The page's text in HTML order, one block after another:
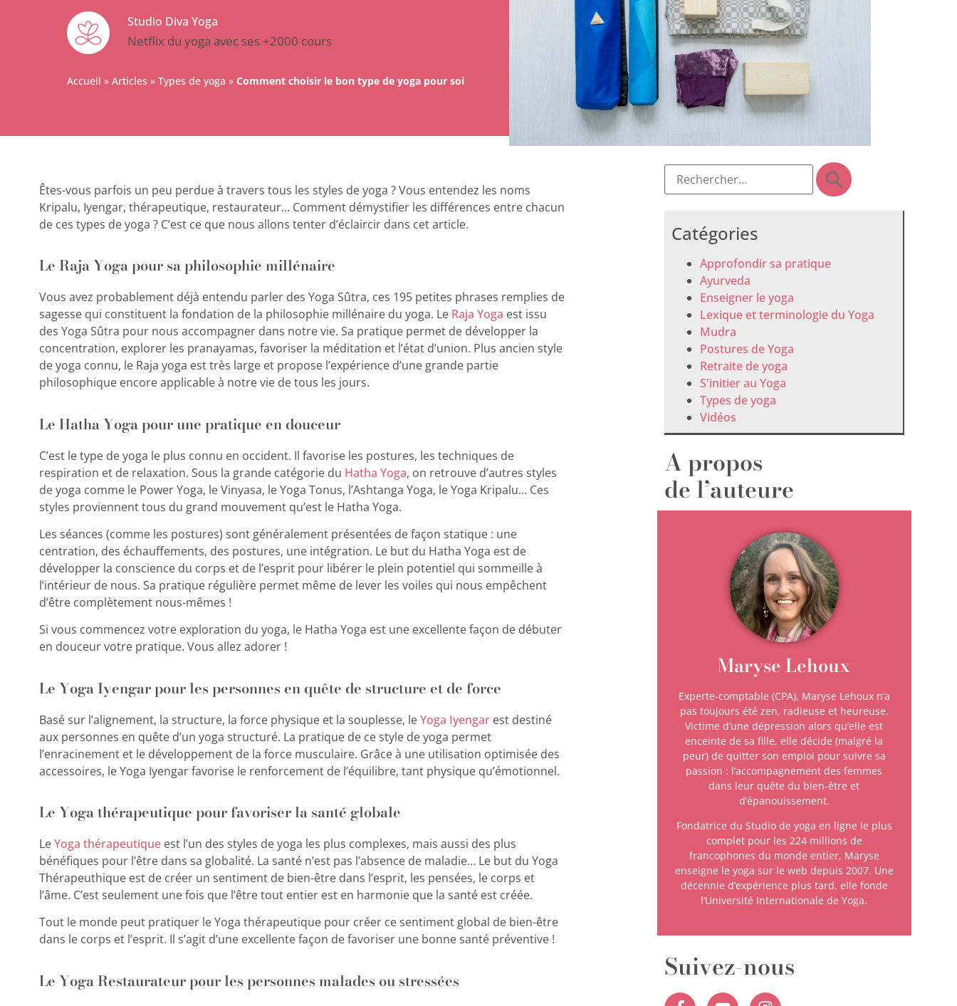
Studio Diva Yoga
Netflix du yoga avec ses +2000 cours
Accueil »Articles »Types de yoga »Comment choisir le bon type de yoga pour soi
Êtes-vous parfois un peu perdue à travers tous les styles de yoga ? Vous entendez les noms
Kripalu, Iyengar, thérapeutique, restaurateur… Comment démystifier les différences entre chacun
de ces types de yoga ? C’est ce que nous allons tenter d’éclaircir dans cet article.
Le Raja Yoga pour sa philosophie millénaire
Vous avez probablement déjà entendu parler des Yoga Sûtra, ces 195 petites phrases remplies de
sagesse qui constituent la fondation de la philosophie millénaire du yoga. Le Raja Yoga est issu
des Yoga Sûtra pour nous accompagner dans notre vie. Sa pratique permet de développer la
concentration, explorer les pranayamas, favoriser la méditation et l’état d’union. Plus ancien style
de yoga connu, le Raja yoga est très large et propose l’expérience d’une grande partie
philosophique encore applicable à notre vie de tous les jours.
Le Hatha Yoga pour une pratique en douceur
C’est le type de yoga le plus connu en occident. Il favorise les postures, les techniques de
respiration et de relaxation. Sous la grande catégorie du Hatha Yoga, on retrouve d’autres styles
de yoga comme le Power Yoga, le Vinyasa, le Yoga Tonus, l’Ashtanga Yoga, le Yoga Kripalu… Ces
styles proviennent tous du grand mouvement qu’est le Hatha Yoga.
Les séances (comme les postures) sont généralement présentées de façon statique : une
centration, des échauffements, des postures, une intégration. Le but du Hatha Yoga est de
développer la conscience du corps et de l’esprit pour libérer le plein potentiel qui sommeille à
l’intérieur de nous. Sa pratique régulière permet même de lever les voiles qui nous empêchent
d’être complètement nous-mêmes !
Si vous commencez votre exploration du yoga, le Hatha Yoga est une excellente façon de débuter
en douceur votre pratique. Vous allez adorer !
Le Yoga Iyengar pour les personnes en quête de structure et de force
Basé sur l’alignement, la structure, la force physique et la souplesse, leYoga Iyengarest destiné
aux personnes en quête d’un yoga structuré. La pratique de ce style de yoga permet
l’enracinement et le développement de la force musculaire. Grâce à une utilisation optimisée des
accessoires, le Yoga Iyengar favorise le renforcement de l’équilibre, tant physique qu’émotionnel.
Le Yoga thérapeutique pour favoriser la santé globale
LeYoga thérapeutiqueest l’un des styles de yoga les plus complexes, mais aussi des plus
bénéfiques pour l’être dans sa globalité. La santé n’est pas l’absence de maladie… Le but du Yoga
Thérapeuthique est de créer un sentiment de bien-être dans l’esprit, les pensées, le corps et
l’âme. C’est seulement une fois que l’être tout entier est en harmonie que la santé est créée.
Tout le monde peut pratiquer le Yoga thérapeutique pour créer ce sentiment global de bien-être
dans le corps et l’esprit. Il s’agit d’une excellente façon de favoriser une bonne santé préventive !
Le Yoga Restaurateur pour les personnes malades ou stressées
Catégories
Approfondir sa pratique
Ayurveda
Enseigner le yoga
Lexique et terminologie du Yoga
Mudra
Postures de Yoga
Retraite de yoga
S'initier au Yoga
Types de yoga
Vidéos
A propos
de l’auteure
Maryse Lehoux
Experte-comptable (CPA), Maryse Lehoux n’a
pas toujours été zen, radieuse et heureuse.
Victime d’une dépression alors qu’elle est
enceinte de sa fille, elle décide (malgré la
peur) de quitter son emploi pour suivre sa
passion : l’accompagnement des femmes
dans leur quête du bien-être et
d’épanouissement.
Fondatrice du Studio de yoga en ligne le plus
complet pour les 224 millions de
francophones du monde entier, Maryse
enseigne le yoga sur le web depuis 2007. Une
décennie d’expérience plus tard, elle fonde
l’Université Internationale de Yoga.
Suivez-nous